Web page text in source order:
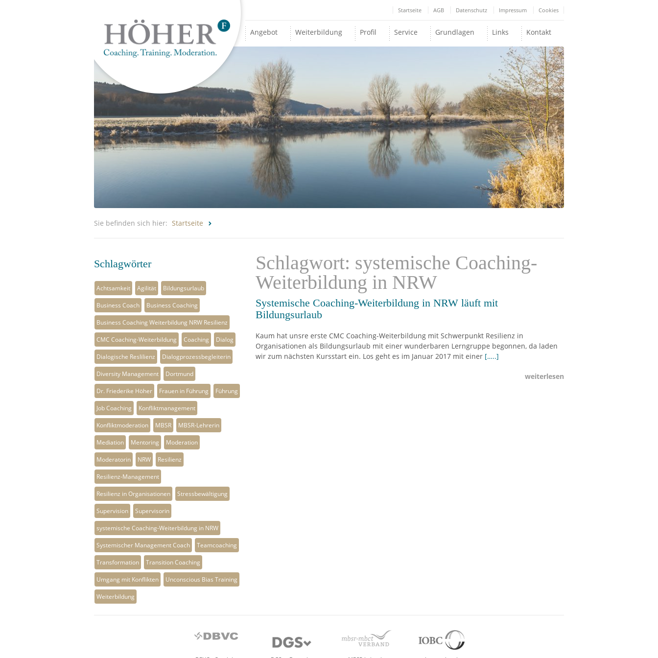
Startseite AGB Datenschutz Impressum Cookies
Angebot Weiterbildung Profil Service Grundlagen Links Kontakt
Sie befinden sich hier: Startseite
Schlagwörter
Achtsamkeit Agilität Bildungsurlaub
Business Coach Business Coaching
Business Coaching Weiterbildung NRW Resilienz
CMC Coaching-Weiterbildung Coaching Dialog
Dialogische Reslilienz Dialogprozessbegleiterin
Diversity Management Dortmund
Dr. Friederike Höher Frauen in Führung Führung
Job Coaching Konfliktmanagement
Konfliktmoderation MBSR MBSR-Lehrerin
Mediation Mentoring Moderation
Moderatorin NRW Resilienz
Resilienz-Management
Resilienz in Organisationen Stressbewältigung
Supervision Supervisorin
systemische Coaching-Weiterbildung in NRW
Systemischer Management Coach Teamcoaching
Transformation Transition Coaching
Umgang mit Konflikten Unconscious Bias Training
Weiterbildung
Schlagwort: systemische Coaching-
Weiterbildung in NRW
Systemische Coaching-Weiterbildung in NRW läuft mit
Bildungsurlaub
Kaum hat unsre erste CMC Coaching-Weiterbildung mit Schwerpunkt Resilienz in
Organisationen als Bildungsurlaub mit einer wunderbaren Lerngruppe begonnen, da laden
wir zum nächsten Kursstart ein. Los geht es im Januar 2017 mit einer […..]
weiterlesen